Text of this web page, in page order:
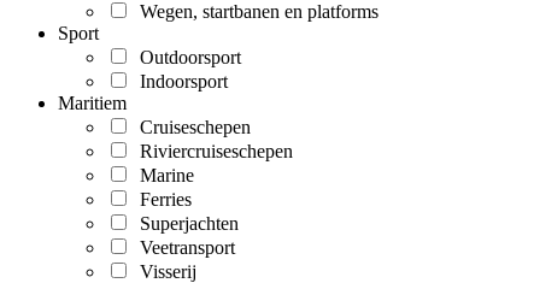
Wegen, startbanen en platforms
Sport
Outdoorsport
Indoorsport
Maritiem
Cruiseschepen
Riviercruiseschepen
Marine
Ferries
Superjachten
Veetransport
Visserij